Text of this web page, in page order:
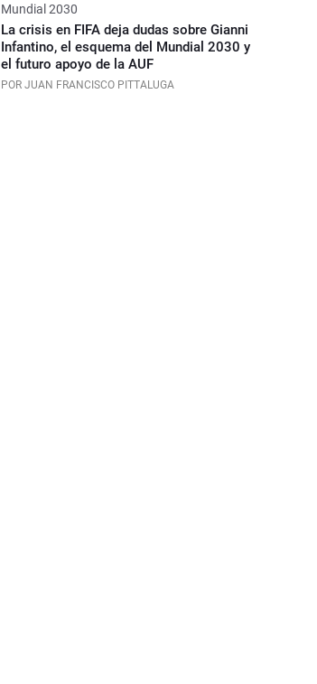
Mundial 2030
La crisis en FIFA deja dudas sobre Gianni
Infantino, el esquema del Mundial 2030 y
el futuro apoyo de la AUF
POR JUAN FRANCISCO PITTALUGA